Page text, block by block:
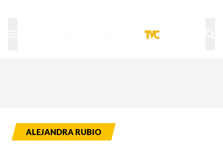
ALEJANDRA RUBIO